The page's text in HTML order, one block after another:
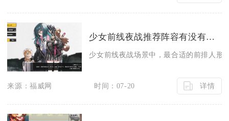
少女前线夜战推荐阵容有没有适合前排的人形
少女前线夜战场景中，最合适的前排人形
来源：福威网 时间：07-20 详情